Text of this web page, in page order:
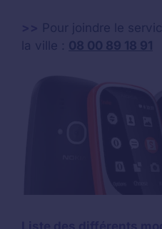
Pour joindre le
la ville : 08 00 89 18 91